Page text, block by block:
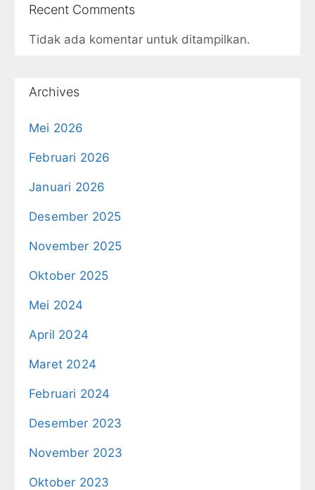
Recent Comments
Tidak ada komentar untuk ditampilkan.
Archives
Mei 2026
Februari 2026
Januari 2026
Desember 2025
November 2025
Oktober 2025
Mei 2024
April 2024
Maret 2024
Februari 2024
Desember 2023
November 2023
Oktober 2023